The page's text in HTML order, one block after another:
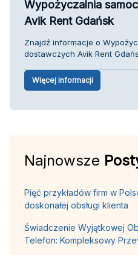
Wypożyczalnia
Avik Rent Gdańsk
Znajdź informacje o
dostawczych Avik Rent
Więcej informacji
Najnowsze
Pięć przykładów firm w
doskonałej obsługi klienta
Świadczenie Wyjątkowej
Telefon: Kompleksowy